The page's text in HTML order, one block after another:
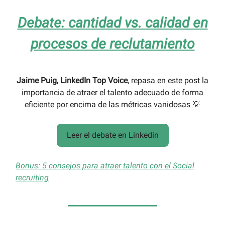
Debate: cantidad vs. calidad en
procesos de reclutamiento
Jaime Puig, LinkedIn Top Voice, repasa en este post la
importancia de atraer el talento adecuado de forma
eficiente por encima de las métricas vanidosas 💡
Leer el debate en Linkedin
Bonus: 5 consejos para atraer talento con el Social
recruiting